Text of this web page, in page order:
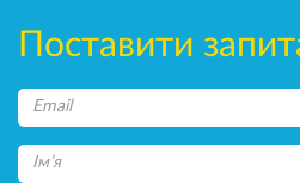
Поставити